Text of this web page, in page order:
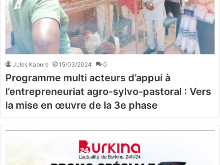
Jules Kabore 15/03/2024 0
Programme multi acteurs d’appui à
l’entrepreneuriat agro-sylvo-pastoral : Vers
la mise en œuvre de la 3e phase